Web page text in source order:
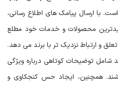
با ارسال پیامک های اطلاع رسانی،
محصولات و خدمات خود مطلع
و ارتباط نزدیک تر با برند می دهد.
شامل توضیحات کوتاهی درباره ویژگی
همچنین، ایجاد حس کنجکاوی و